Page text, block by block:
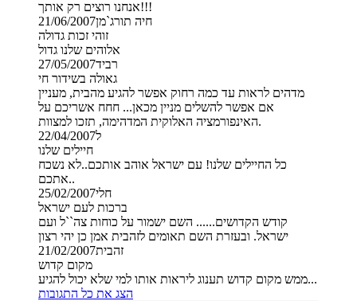
אנחנו רוצים רק אותך!!!
חיה תורג`מן21/06/2007
זוהי זכות גדולה
אלוהים שלנו גדול
רביד27/05/2007
גאולה בשידור חי
מדהים לראות עד כמה רחוק אפשר להגיע מהבית, מעניין
אם אפשר להשלים מניין מכאן... חחח אשריכם על
האינפורמציה האלוקית המדהימה, תזכו למצוות.
ל22/04/2007
חיילים שלנו
כל החיילים שלנו! עם ישראל אוהב אותכם..לא נשכח
אתכם..
חלי25/02/2007
ברכות לעם ישראל
קודש הקדושים...... השם ישמור על כוחות צה``ל ועם
ישראל. ובעזרת השם תאומים לזהבית אמן כן יהי רצון
זהבית21/02/2007
מקום קדוש
ממש מקום קדוש תענוג ליראות אותו למי שלא יכול להגיע...
הצג את כל התגובות